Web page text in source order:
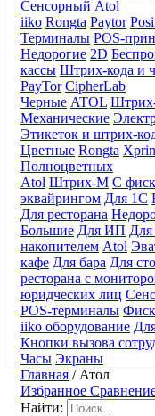
Сенсорный Atol
iiko Rongta Paytor
Терминалы POS-
Недорогие 2D
кассы Штрих-кода и
PayTor CipherLab
Черные ATOL
Механические
Этикеток и штрих-
Цветные Rongta
Полноцветных
Atol Штрих-М С
эквайрингом Для 1С
Для ресторана
Большие Для ИП
накопителем Atol
кафе Для бара Для
ресторана с
юридческих лиц
POS-терминалы
iiko оборудование
Кнопки вызова
Часы Экраны
Главная / Атол
Избранное
Найти: